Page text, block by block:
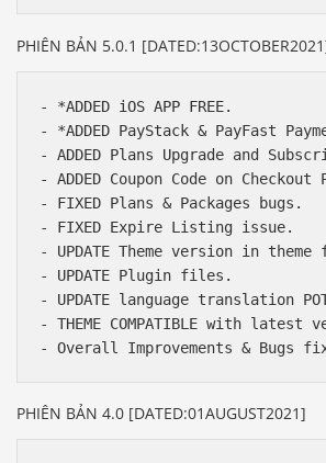
PHIÊN BẢN 5.0.1
- *ADDED iOS APP FREE.
- *ADDED PayStack & PayFast
- ADDED Plans Upgrade and
- ADDED Coupon Code on Checkout
- FIXED Plans & Packages bugs.
- FIXED Expire Listing issue.
- UPDATE Theme version in
- UPDATE Plugin files.
- UPDATE language translation
- THEME COMPATIBLE with
PHIÊN BẢN 4.0 [DATED:01AUGUST2021]